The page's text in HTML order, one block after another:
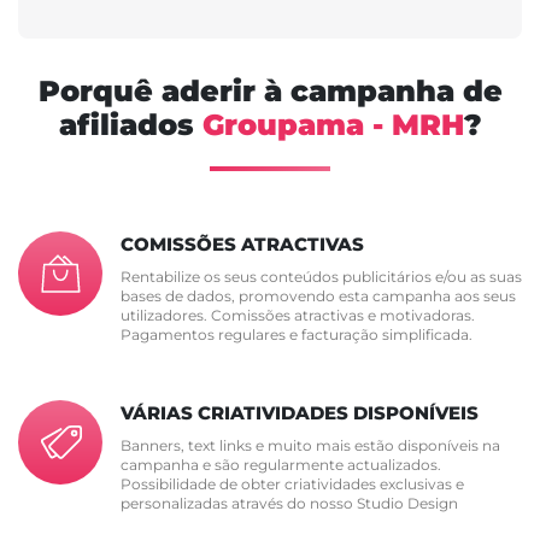
Porquê aderir à campanha de
afiliados Groupama - MRH?
COMISSÕES ATRACTIVAS
Rentabilize os seus conteúdos publicitários e/ou as suas
bases de dados, promovendo esta campanha aos seus
utilizadores. Comissões atractivas e motivadoras.
Pagamentos regulares e facturação simplificada.
VÁRIAS CRIATIVIDADES DISPONÍVEIS
Banners, text links e muito mais estão disponíveis na
campanha e são regularmente actualizados.
Possibilidade de obter criatividades exclusivas e
personalizadas através do nosso Studio Design